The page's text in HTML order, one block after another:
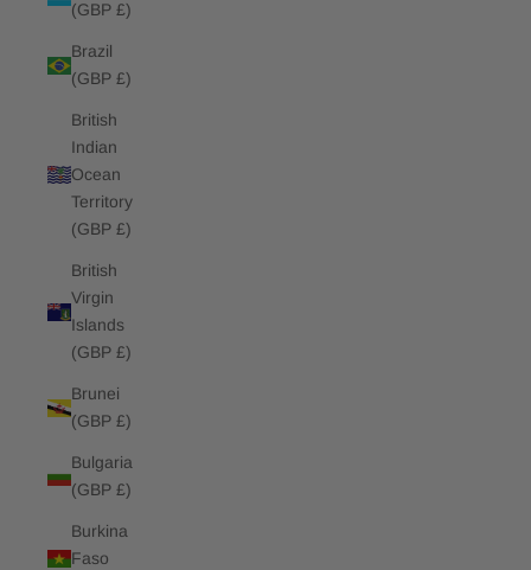
(GBP £)
Brazil
(GBP £)
British
Indian
Ocean
Territory
(GBP £)
British
Virgin
Islands
(GBP £)
Brunei
(GBP £)
Bulgaria
(GBP £)
Burkina
Faso